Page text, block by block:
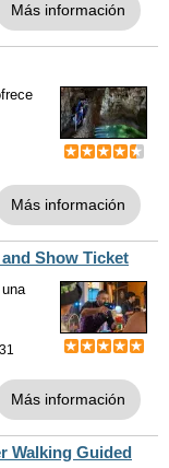
Más información
Más información
Show Ticket
Más información
Walking Guided